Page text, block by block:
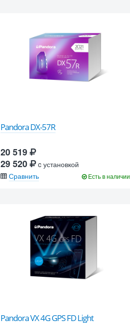
Pandora DX-57R
20 519
29 520
c установкой
Сравнить
Есть в наличии
Pandora VX 4G GPS FD Light